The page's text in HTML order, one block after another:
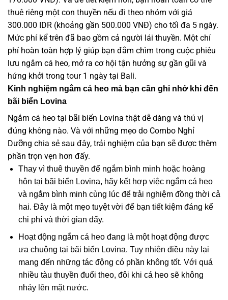
thuê riêng một con thuyền nếu đi theo nhóm với giá
300.000 IDR (khoảng gần 500.000 VNĐ) cho tối đa 5 ngày.
Mức phí kể trên đã bao gồm cả người lái thuyền. Một chí
phí hoàn toàn hợp lý giúp bạn đắm chìm trong cuộc phiêu
lưu ngắm cá heo, mở ra cơ hội tận hưởng sự gần gũi và
hứng khởi trong tour 1 ngày tại Bali.
Kinh nghiệm ngắm cá heo mà bạn cần ghi nhớ khi đến
bãi biển Lovina
Ngắm cá heo tại bãi biển Lovina thật dễ dàng và thú vị
đúng không nào. Và với những mẹo do Combo Nghỉ
Dưỡng chia sẻ sau đây, trải nghiệm của bạn sẽ được thêm
phần trọn vẹn hơn đấy.
Thay vì thuê thuyền để ngắm bình minh hoặc hoàng
hôn tại bãi biển Lovina, hãy kết hợp việc ngắm cá heo
và ngắm bình minh cùng lúc để trải nghiệm đồng thời cả
hai. Đây là một mẹo tuyệt vời để bạn tiết kiệm đáng kể
chi phí và thời gian đấy.
Hoạt động ngắm cá heo đang là một hoạt động được
ưa chuộng tại bãi biển Lovina. Tuy nhiên điều này lại
mang đến những tác động có phần không tốt. Với quá
nhiều tàu thuyền đuổi theo, đôi khi cá heo sẽ không
nhảy lên mặt nước.